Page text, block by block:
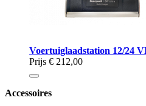
Voertuiglaadstation 12/24
Prijs € 212,00
Accessoires